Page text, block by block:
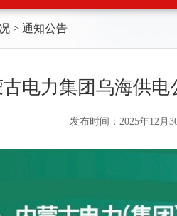
> 通知公告
古电力集团乌海供
发布时间：2025年12月